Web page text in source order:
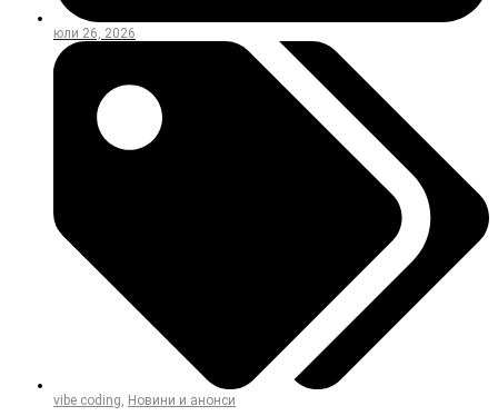
юли 26, 2026
vibe coding, Новини и анонси